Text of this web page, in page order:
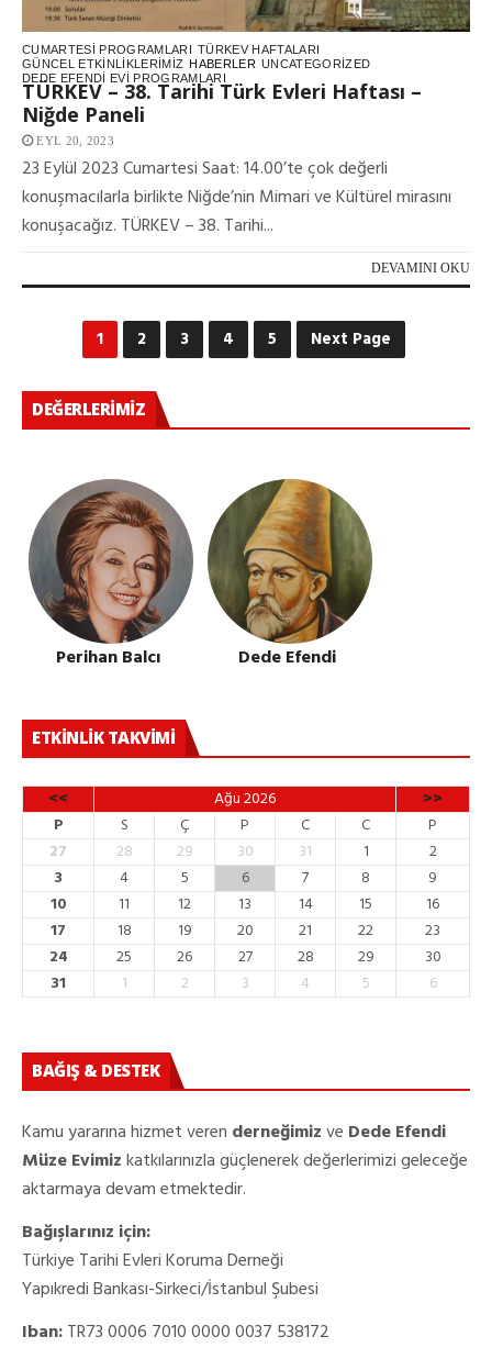
CUMARTESI PROGRAMLARI TÜRKEV HAFTALARI
GÜNCEL ETKINLIKLERIMIZ HABERLER UNCATEGORIZED
DEDE EFENDI EVI PROGRAMLARI
TÜRKEV – 38. Tarihi Türk Evleri Haftası –
Niğde Paneli
EYL 20, 2023
23 Eylül 2023 Cumartesi Saat: 14.00’te çok değerli
konuşmacılarla birlikte Niğde’nin Mimari ve Kültürel mirasını
konuşacağız. TÜRKEV – 38. Tarihi...
DEVAMINI OKU
1 2 3 4 5 Next Page
DEĞERLERIMIZ
Perihan Balcı Dede Efendi
ETKINLIK TAKVIMI
<< Ağu 2026
>>
P
S Ç P C C
P
27
28 29 30 31 1
2
3
4 5 6 7 8
9
10
11 12 13 14 15
16
17
18 19 20 21 22
23
24
25 26 27 28 29
30
31
1 2 3 4 5 6
BAĞIŞ & DESTEK
Kamu yararına hizmet veren derneğimizve Dede Efendi
Müze Evimizkatkılarınızla güçlenerek değerlerimizi geleceğe
aktarmaya devam etmektedir.
Bağışlarınız için:
Türkiye Tarihi Evleri Koruma Derneği
Yapıkredi Bankası-Sirkeci/İstanbul Şubesi
Iban:TR73 0006 7010 0000 0037 538172